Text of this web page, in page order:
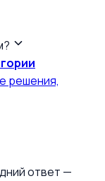
решения,
ответ —